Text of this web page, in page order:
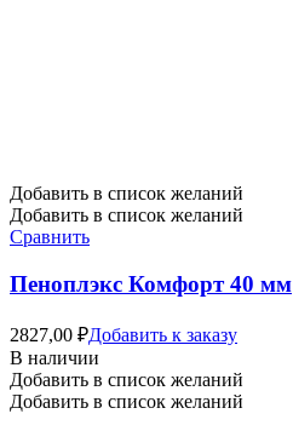
Добавить в список желаний
Добавить в список желаний
Сравнить
Пеноплэкс Комфорт 40 мм
2827,00 ₽Добавить к заказу
В наличии
Добавить в список желаний
Добавить в список желаний